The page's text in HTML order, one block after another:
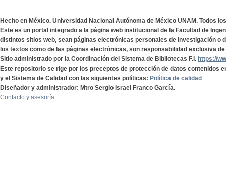
Hecho en México. Universidad Nacional Autónoma de México UNAM. Todos
Este es un portal integrado a la página web institucional de la Facultad de
distintos sitios web, sean páginas electrónicas personales de investigación o
los textos como de las páginas electrónicas, son responsabilidad exclusiva
Sitio administrado por la Coordinación del Sistema de Bibliotecas F.I. https://
Este repositorio se rige por los preceptos de protección de datos contenidos
y el Sistema de Calidad con las siguientes políticas: Política de calidad
Diseñador y administrador: Mtro Sergio Israel Franco García.
Contacto y asesoría